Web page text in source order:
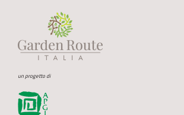
un progetto di